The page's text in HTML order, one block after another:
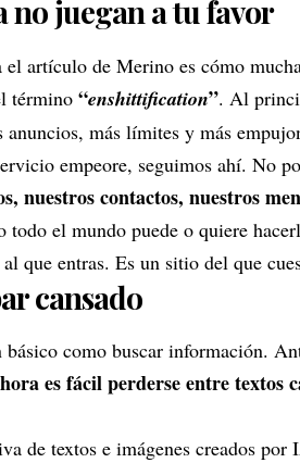
no juegan a tu favor
el artículo de Merino es cómo
término “enshittification”. Al
más límites y más
empeore, seguimos ahí. No
nuestros contactos, nuestros
el mundo puede o quiere
que entras. Es un sitio del que
cansado
como buscar información.
es fácil perderse entre textos
de textos e imágenes creados